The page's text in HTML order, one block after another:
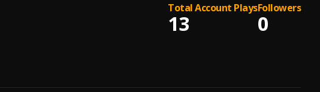
Total Account Plays
13
Followers
0